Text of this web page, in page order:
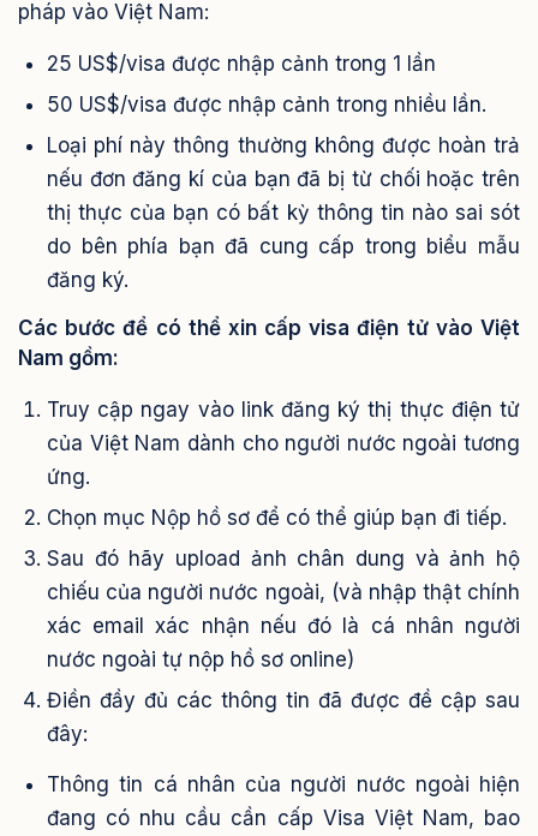
pháp vào Việt Nam:
25 US$/visa được nhập cảnh trong 1 lần
50 US$/visa được nhập cảnh trong nhiều lần.
Loại phí này thông thường không được hoàn trả
nếu đơn đăng kí của bạn đã bị từ chối hoặc trên
thị thực của bạn có bất kỳ thông tin nào sai sót
do bên phía bạn đã cung cấp trong biểu mẫu
đăng ký.
Các bước để có thể xin cấp visa điện tử vào Việt
Nam gồm:
Truy cập ngay vào link đăng ký thị thực điện tử
của Việt Nam dành cho người nước ngoài tương
ứng.
Chọn mục Nộp hồ sơ để có thể giúp bạn đi tiếp.
Sau đó hãy upload ảnh chân dung và ảnh hộ
chiếu của người nước ngoài, (và nhập thật chính
xác email xác nhận nếu đó là cá nhân người
nước ngoài tự nộp hồ sơ online)
Điền đầy đủ các thông tin đã được đề cập sau
đây:
Thông tin cá nhân của người nước ngoài hiện
đang có nhu cầu cần cấp Visa Việt Nam, bao